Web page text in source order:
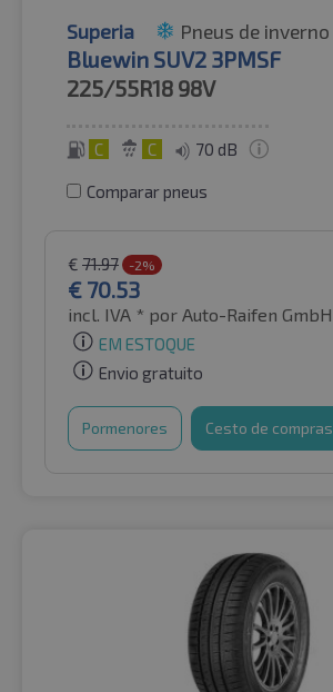
Superia Pneus de inverno
Bluewin SUV2 3PMSF
225/55R18 98V
C C 70 dB
Comparar pneus
€ 71.97 -2%
€ 70.53
incl. IVA * por Auto-Raifen GmbH
EM ESTOQUE
Envio gratuito
Pormenores Cesto de compras